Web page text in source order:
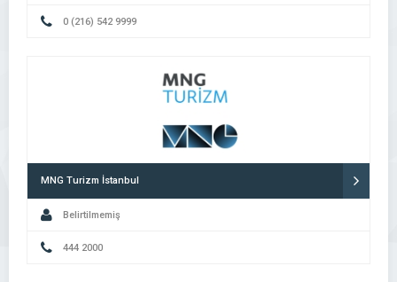
0 (216) 542 9999
MNG Turizm İstanbul
Belirtilmemiş
444 2000